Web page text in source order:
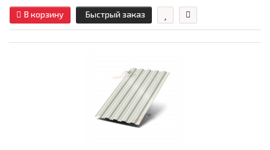
В корзину Быстрый заказ